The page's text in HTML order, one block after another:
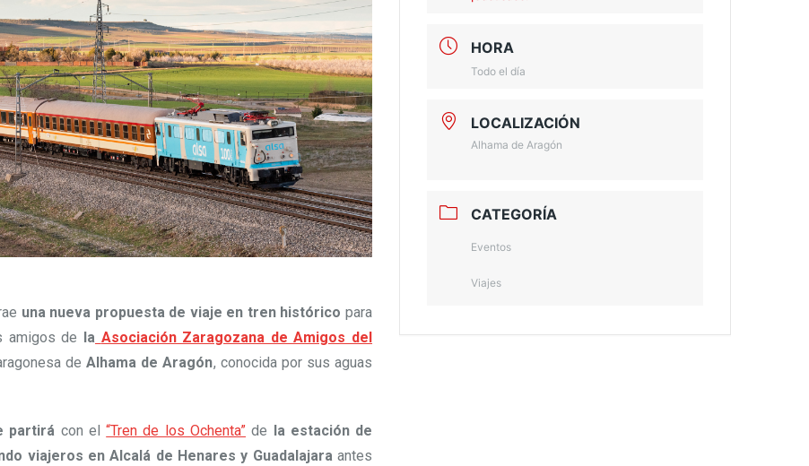
una nueva propuesta de viaje en tren histórico para
amigos de la Asociación Zaragozana de Amigos del
deAlhama de Aragón, conocida por sus aguas
partirá con el“Tren de los Ochenta”de la estación de
viajeros en Alcalá de Henares y Guadalajaraantes
HORA
Todo el día
LOCALIZACIÓN
Alhama de Aragón
CATEGORÍA
Eventos
Viajes